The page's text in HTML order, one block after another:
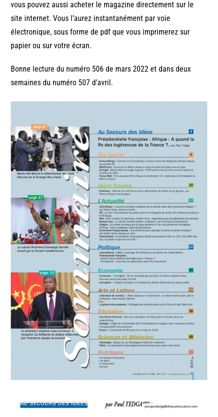
vous pouvez aussi acheter le magazine directement sur le
site internet. Vous l’aurez instantanément par voie
électronique, sous forme de pdf que vous imprimerez sur
papier ou sur votre écran.
Bonne lecture du numéro 506 de mars 2022 et dans deux
semaines du numéro 507 d’avril.